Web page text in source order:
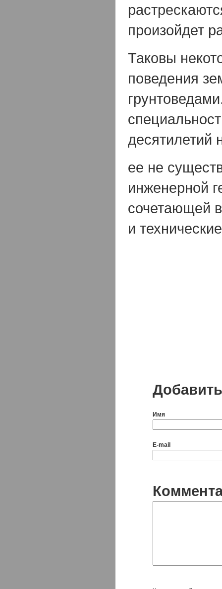
произойдет
Таковы
поведения
десятилетий
ее не
инженерной
сочетающей
и
Имя
E-mail